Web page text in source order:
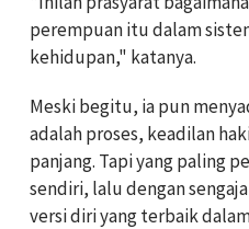
perempuan itu dalam
kehidupan," katanya.
Meski begitu, ia pun
adalah proses, keadilan
panjang. Tapi yang paling
sendiri, lalu dengan
versi diri yang terbaik